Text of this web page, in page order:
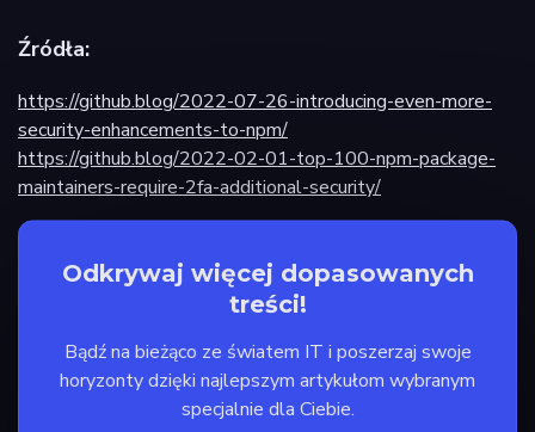
Źródła:
https://github.blog/2022-07-26-introducing-even-more-
security-enhancements-to-npm/
https://github.blog/2022-02-01-top-100-npm-package-
maintainers-require-2fa-additional-security/
Odkrywaj więcej dopasowanych
treści!
Bądź na bieżąco ze światem IT i poszerzaj swoje
horyzonty dzięki najlepszym artykułom wybranym
specjalnie dla Ciebie.